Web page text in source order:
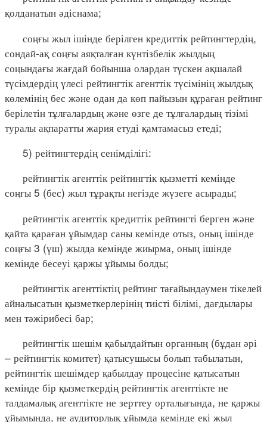
қолданатын әдіснама;
соңғы жыл ішінде берілген кредиттік рейтингтердің,
сондай-ақ соңғы аяқталған күнтізбелік жылдың
соңындағы жағдай бойынша олардан түскен ақшалай
түсімдердің үлесі рейтингтік агенттік түсімінің жылдық
көлемінің бес және одан да көп пайызын құраған рейтинг
берілетін тұлғалардың және өзге де тұлғалардың тізімі
туралы ақпаратты жария етуді қамтамасыз етеді;
5) рейтингтердің сенімділігі:
рейтингтік агенттік рейтингтік қызметті кемінде
соңғы 5 (бес) жыл тұрақты негізде жүзеге асырады;
рейтингтік агенттік кредиттік рейтингті берген және
қайта қараған ұйымдар саны кемінде отыз, оның ішінде
соңғы 3 (үш) жылда кемінде жиырма, оның ішінде
кемінде бесеуі қаржы ұйымы болды;
рейтингтік агенттіктің рейтинг тағайындаумен тікелей
айналысатын қызметкерлерінің тиісті білімі, дағдылары
мен тәжірибесі бар;
рейтингтік шешім қабылдайтын органның (бұдан әрі
– рейтингтік комитет) қатысушысы болып табылатын,
рейтингтік шешімдер қабылдау процесіне қатысатын
кемінде бір қызметкердің рейтингтік агенттікте не
талдамалық агенттікте не зерттеу орталығында, не қаржы
ұйымында, не аудиторлық ұйымда кемінде екі жыл